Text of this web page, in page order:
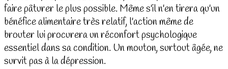
faire pâturer le plus possible. Même s'il n'en tirera qu'un
bénéfice alimentaire très relatif, l'action même de
brouter lui procurera un réconfort psychologique
essentiel dans sa condition. Un mouton, surtout âgée, ne
survit pas à la dépression.